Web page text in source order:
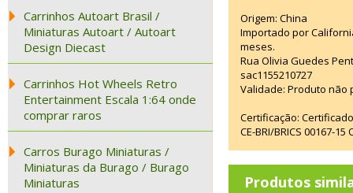
Carrinhos Autoart Brasil /
Miniaturas Autoart / Autoart
Design Diecast
Carrinhos Hot Wheels Retro
Entertainment Escala 1:64 onde
comprar raros
Carros Burago Miniaturas /
Miniaturas da Burago / Burago
Miniaturas
Origem: China
Importado por
meses.
Rua Olivia Guedes
sac1155210727
Validade: Produto não
Certificação:
CE-BRI/BRICS 00167-
Produtos